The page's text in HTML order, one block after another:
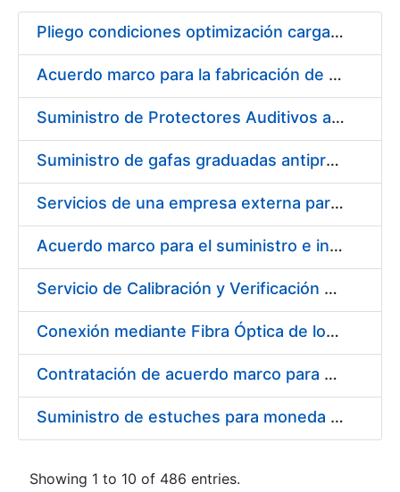
Show/Hide
Pliego condiciones optimización cargas compras firmado
Acuerdo marco para la fabricación de piezas
Suministro de Protectores Auditivos a medida para las personas trabajadoras de los Centros de Trabajo de Madrid y Burgos
Suministro de gafas graduadas antiproyecciones para los trabajadores de la FNMT-RCM en los centros de trabajo de Madrid y Burgos
Servicios de una empresa externa para el asesoramiento y resolución de los recursos de alzada que se presentan relacionados con procesos de selección para la FNMT-RCM
Acuerdo marco para el suministro e instalación de persianas, estores y otros complementos
Servicio de Calibración y Verificación Externa de los Equipos de Medición del Servicio de Prevención de la FNMT-RCM
Conexión mediante Fibra Óptica de los Centros de Proceso de Datos (CPDs) de las sedes de la FNMT-RCM de Burgos y Madrid
Contratación de acuerdo marco para el Suministro de Material de Electricidad para la Fábrica Nacional de Moneda y Timbre-Real Casa de la Moneda en su centro de trabajo de Burgos
Suministro de estuches para moneda de 30 €
Showing 1 to 10 of 486 entries.